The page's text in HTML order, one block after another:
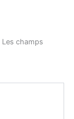
Les champs